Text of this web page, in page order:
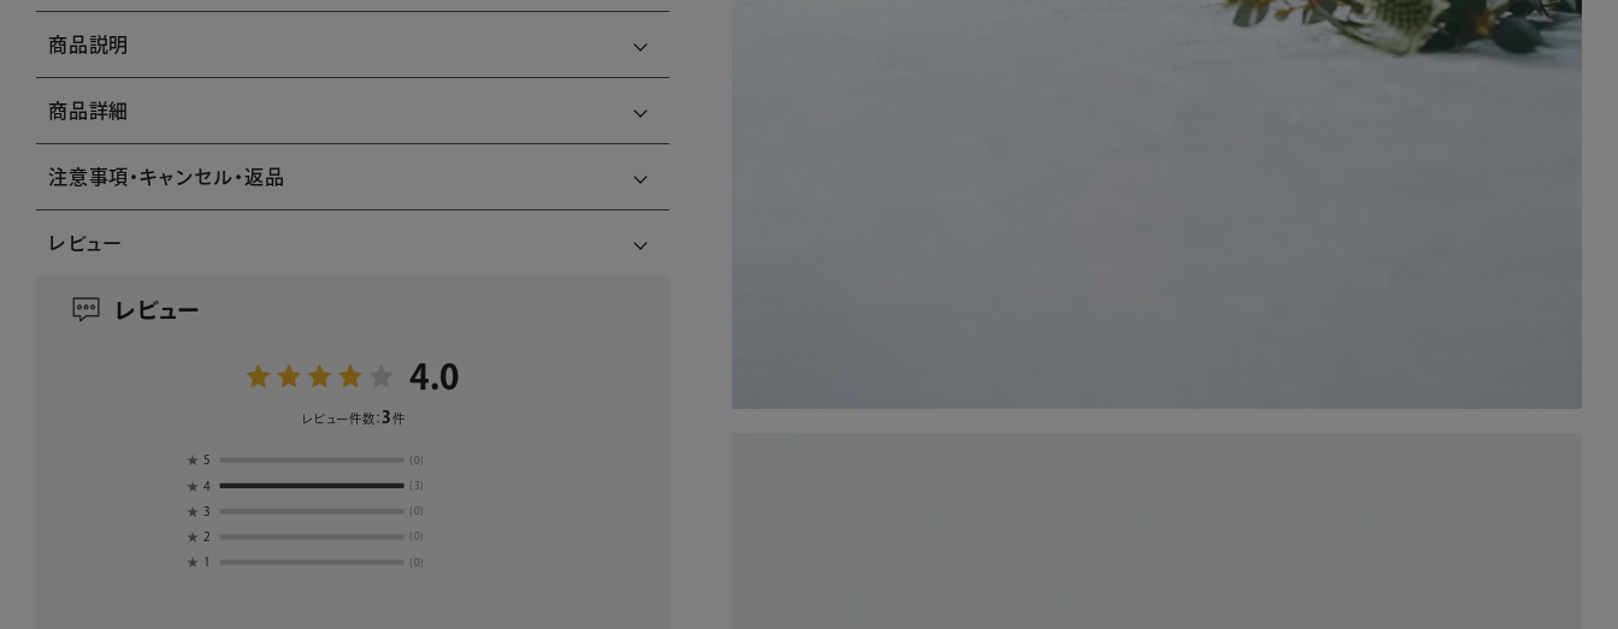
商品説明
商品詳細
注意事項・キャンセル・返品
レビュー
レビュー
4.0
レビュー件数： 3件
★ 5 (0)
★ 4 (3)
★ 3 (0)
★ 2 (0)
★ 1 (0)